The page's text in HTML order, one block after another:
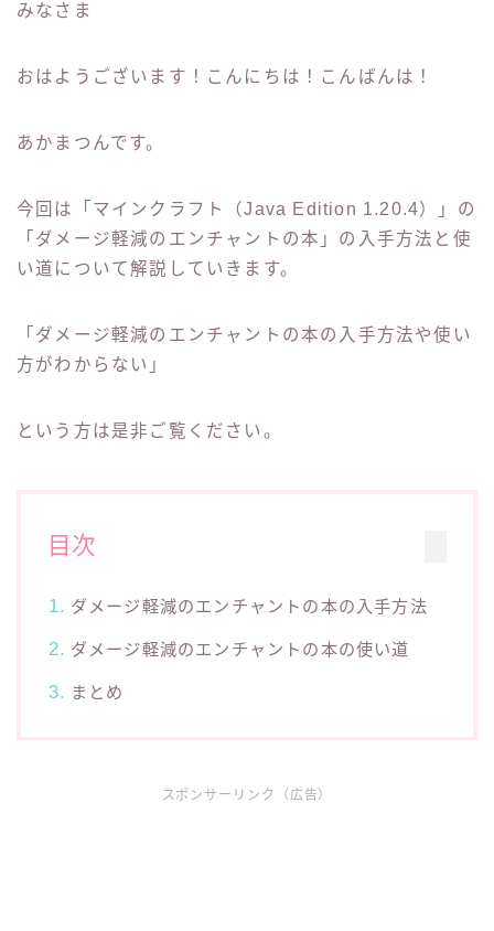
みなさま
おはようございます！こんにちは！こんばんは！
あかまつんです。
今回は「マインクラフト（Java Edition 1.20.4）」の
「ダメージ軽減のエンチャントの本」の入手方法と使
い道について解説していきます。
「ダメージ軽減のエンチャントの本の入手方法や使い
方がわからない」
という方は是非ご覧ください。
目次
ダメージ軽減のエンチャントの本の入手方法
ダメージ軽減のエンチャントの本の使い道
まとめ
スポンサーリンク（広告）